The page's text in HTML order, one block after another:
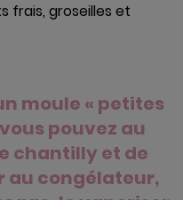
frais, groseilles et
moule « petites
pouvez au
chantilly et de
au congélateur,